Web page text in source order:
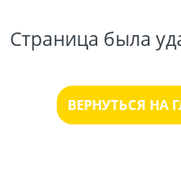
Страница была
ВЕРНУТЬСЯ НА